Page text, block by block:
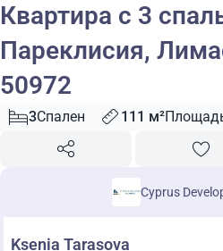
Квартира с 3
Пареклисия,
50972
3Спален 111 м²
Cyprus
Ksenia Tarasova